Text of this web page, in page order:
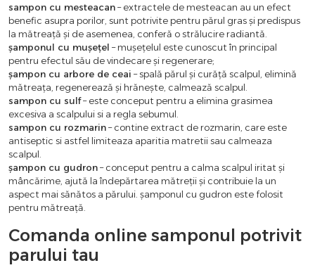
sampon cu mesteacan– extractele de mesteacan au un efect
benefic asupra porilor, sunt potrivite pentru părul gras și predispus
la mătreață și de asemenea, conferă o strălucire radiantă.
șamponul cu mușețel – mușețelul este cunoscut în principal
pentru efectul său de vindecare și regenerare;
șampon cu arbore de ceai – spală părul și curăță scalpul, elimină
mătreața, regenerează și hrănește, calmează scalpul.
sampon cu sulf– este conceput pentru a elimina grasimea
excesiva a scalpului si a regla sebumul.
sampon cu rozmarin– contine extract de rozmarin, care este
antiseptic si astfel limiteaza aparitia matretii sau calmeaza
scalpul.
șampon cu gudron– conceput pentru a calma scalpul iritat și
mâncărime, ajută la îndepărtarea mătreții și contribuie la un
aspect mai sănătos a părului. șamponul cu gudron este folosit
pentru mătreață.
Comanda online samponul potrivit
parului tau